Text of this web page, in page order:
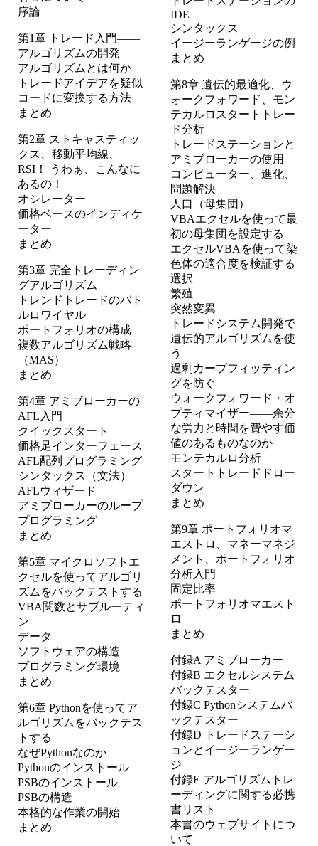
序論
第1章 トレード入門――
アルゴリズムの開発
アルゴリズムとは何か
トレードアイデアを疑似
コードに変換する方法
まとめ
第2章 ストキャスティッ
クス、移動平均線、
RSI！ うわぁ、こんなに
あるの！
オシレーター
価格ベースのインディケ
ーター
まとめ
第3章 完全トレーディン
グアルゴリズム
トレンドトレードのバト
ルロワイヤル
ポートフォリオの構成
複数アルゴリズム戦略
（MAS）
まとめ
第4章 アミブローカーの
AFL入門
クイックスタート
価格足インターフェース
AFL配列プログラミング
シンタックス（文法）
AFLウィザード
アミブローカーのループ
プログラミング
まとめ
第5章 マイクロソフトエ
クセルを使ってアルゴリ
ズムをバックテストする
VBA関数とサブルーティ
ン
データ
ソフトウェアの構造
プログラミング環境
まとめ
第6章 Pythonを使ってア
ルゴリズムをバックテス
トする
なぜPythonなのか
Pythonのインストール
PSBのインストール
PSBの構造
本格的な作業の開始
まとめ
IDE
シンタックス
イージーランゲージの例
まとめ
第8章 遺伝的最適化、ウ
ォークフォワード、モン
テカルロスタートトレー
ド分析
トレードステーションと
アミブローカーの使用
コンピューター、進化、
問題解決
人口（母集団）
VBAエクセルを使って最
初の母集団を設定する
エクセルVBAを使って染
色体の適合度を検証する
選択
繁殖
突然変異
トレードシステム開発で
遺伝的アルゴリズムを使
う
過剰カーブフィッティン
グを防ぐ
ウォークフォワード・オ
プティマイザー――余分
な労力と時間を費やす価
値のあるものなのか
モンテカルロ分析
スタートトレードドロー
ダウン
まとめ
第9章 ポートフォリオマ
エストロ、マネーマネジ
メント、ポートフォリオ
分析入門
固定比率
ポートフォリオマエスト
ロ
まとめ
付録A アミブローカー
付録B エクセルシステム
バックテスター
付録C Pythonシステムバ
ックテスター
付録D トレードステーシ
ョンとイージーランゲー
ジ
付録E アルゴリズムトレ
ーディングに関する必携
書リスト
本書のウェブサイトにつ
いて